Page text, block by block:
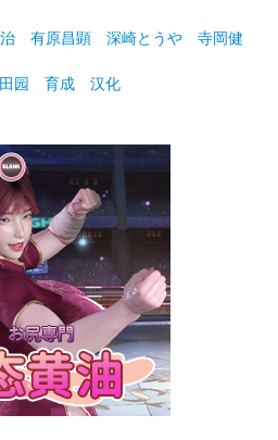
有原昌顕 深崎とうや
寺岡健
田园 育成 汉化